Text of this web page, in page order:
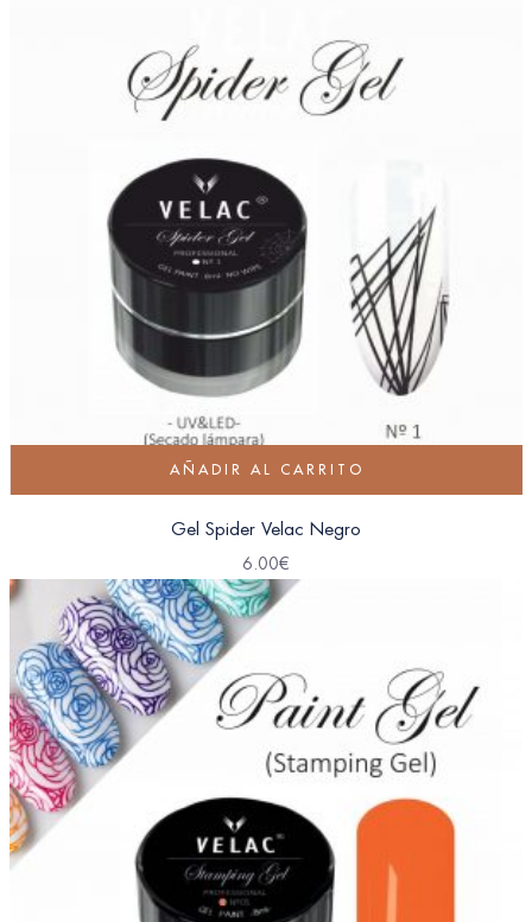
AÑADIR AL CARRITO
Gel Spider Velac Negro
6.00€